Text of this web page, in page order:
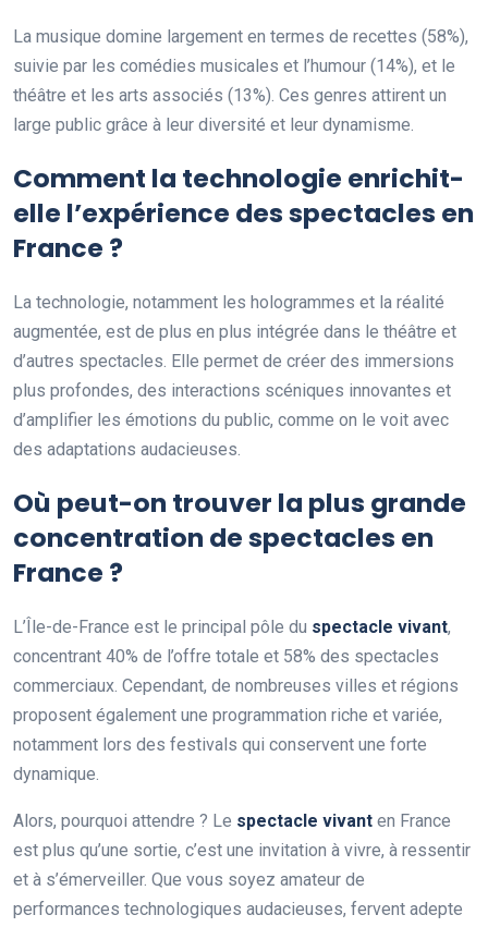
La musique domine largement en termes de recettes (58%),
suivie par les comédies musicales et l’humour (14%), et le
théâtre et les arts associés (13%). Ces genres attirent un
large public grâce à leur diversité et leur dynamisme.
Comment la technologie enrichit-
elle l’expérience des spectacles en
France ?
La technologie, notamment les hologrammes et la réalité
augmentée, est de plus en plus intégrée dans le théâtre et
d’autres spectacles. Elle permet de créer des immersions
plus profondes, des interactions scéniques innovantes et
d’amplifier les émotions du public, comme on le voit avec
des adaptations audacieuses.
Où peut-on trouver la plus grande
concentration de spectacles en
France ?
L’Île-de-France est le principal pôle du spectacle vivant,
concentrant 40% de l’offre totale et 58% des spectacles
commerciaux. Cependant, de nombreuses villes et régions
proposent également une programmation riche et variée,
notamment lors des festivals qui conservent une forte
dynamique.
Alors, pourquoi attendre ? Le spectacle vivant en France
est plus qu’une sortie, c’est une invitation à vivre, à ressentir
et à s’émerveiller. Que vous soyez amateur de
performances technologiques audacieuses, fervent adepte